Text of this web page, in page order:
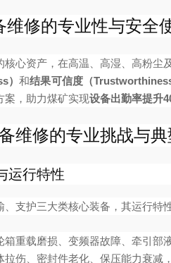
维修的专业性与安全
核心资产，在高温、高湿、高粉
）和结果可信度（Trustworthiness
案，助力煤矿实现设备出勤率提升
维修的专业挑战与
运行特性
支护三大类核心装备，其运行特
箱重载磨损、变频器故障、牵引部
拉伤、密封件老化、保压能力衰减